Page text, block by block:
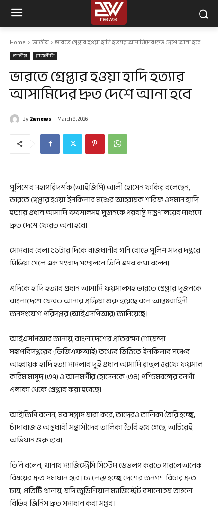
Home জাতীয় ভারতে গ্রেপ্তার হওয়া হাদি হত্যার আসামিদের দ্রুত দেশে আনা হবে
জাতীয় রাজনীতি
ভারতে গ্রেপ্তার হওয়া হাদি হত্যার
আসামিদের দ্রুত দেশে আনা হবে
By2wnews March 9, 2026
পুলিশের মহাপরিদর্শক (আইজিপি) আলী হোসেন ফকির বলেছেন,
ভারতে গ্রেপ্তার হওয়া ইনকিলাব মঞ্চের আহ্বায়ক শরিফ ওসমান হাদি
হত্যার প্রধান আসামি ফয়সালসহ দুজনকে পররাষ্ট্র মন্ত্রণালয়ের মাধ্যমে
দ্রুত দেশে ফেরত অনা হবে।
সোমবার বেলা ১১টার দিকে রাজধানীর গনি রোডে পুলিশ সদর দপ্তরে
মিডিয়া সেলে এক সংবাদ সম্মেলনে তিনি এসব কথা বলেন।
এদিকে হাদি হত্যার প্রধান আসামি ফয়সালসহ ভারতে গ্রেপ্তার দুজনকে
বাংলাদেশে ফেরত আনার প্রক্রিয়া শুরু হয়েছে বলে আন্তঃবাহিনী
জনসংযোগ পরিদপ্তর (আইএসপিআর) জানিয়েছে।
আইএসপিআর জানায়, বাংলাদেশের প্রতিরক্ষা গোয়েন্দা
মহাপরিদপ্তরের (ডিজিএফআই) তথ্যের ভিত্তিতে ইনকিলাব মঞ্চের
আহ্বায়ক হাদি হত্যা মামলার দুই প্রধান আসামি রাহুল ওরফে ফয়সাল
করিম মাসুদ (৩৭) ও আলমগীর হোসেনকে (৩৪) পশ্চিমবঙ্গের বনগাঁ
এলাকা থেকে গ্রেপ্তার করা হয়েছে।
আইজিপি বলেন, মব সন্ত্রাস যারা করে, তাদেরও তালিকা তৈরি হচ্ছে,
চাঁদাবাজ ও অস্ত্রধারী সন্ত্রাসীদের তালিকা তৈরি হয়ে গেছে, অচিরেই
অভিযান শুরু হবে।
তিনি বলেন, থানায় ম্যাজিস্ট্রেসি সিস্টেম ডেভলপ করতে পারলে অনেক
বিষয়ের দ্রুত সমাধান হবে। চ্যালেঞ্জ হচ্ছে দেশের জনগণ বিচার দ্রুত
চায়, প্রতিটি থানায়, যদি জুডিশিয়াল ম্যাজিস্ট্রেট বসানো হয় তাহলে
বিভিন্ন জিনিস দ্রুত সমাধান করা সম্ভব।